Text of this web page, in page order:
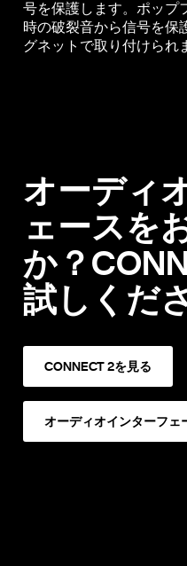
号を保護します。ポップ
時の破裂音から信号を保
グネットで取り付けられ
オーディ
ェースを
か？
試しくだ
CONNECT 2を見る
オーディオインターフェ